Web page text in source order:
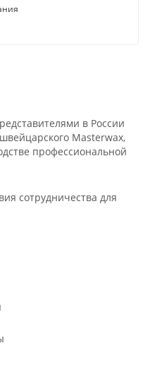
в России
Masterwax,
профессиональной
сотрудничества для